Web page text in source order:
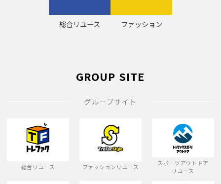
総合リユース ファッション
GROUP SITE
グループサイト
総合リユース ファッションリユース
スポーツアウトドア
リユース